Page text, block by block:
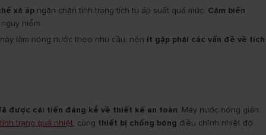
xả áp ngăn chặn tình trạng tích tụ áp suất quá mức. Cảm biến
hiểm.
làm nóng nước theo nhu cầu, nên ít gặp phải các vấn đề về tích
được cải tiến đáng kể về thiết kế an toàn. Máy nước nóng gián
trạng quá nhiệt, cùng thiết bị chống bỏng điều chỉnh nhiệt độ